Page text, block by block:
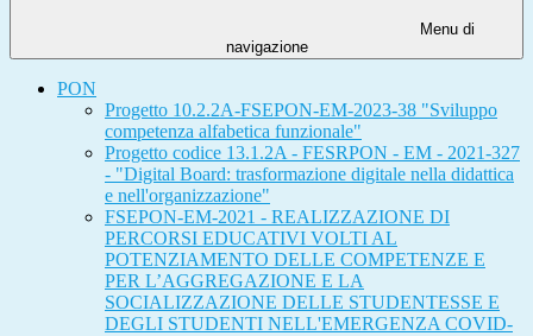
Menu di
navigazione
PON
Progetto 10.2.2A-FSEPON-EM-2023-38 "Sviluppo
competenza alfabetica funzionale"
Progetto codice 13.1.2A - FESRPON - EM - 2021-327
- "Digital Board: trasformazione digitale nella didattica
e nell'organizzazione"
FSEPON-EM-2021 - REALIZZAZIONE DI
PERCORSI EDUCATIVI VOLTI AL
POTENZIAMENTO DELLE COMPETENZE E
PER L’AGGREGAZIONE E LA
SOCIALIZZAZIONE DELLE STUDENTESSE E
DEGLI STUDENTI NELL'EMERGENZA COVID-